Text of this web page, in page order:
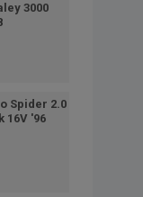
3000
Spider 2.0
16V '96